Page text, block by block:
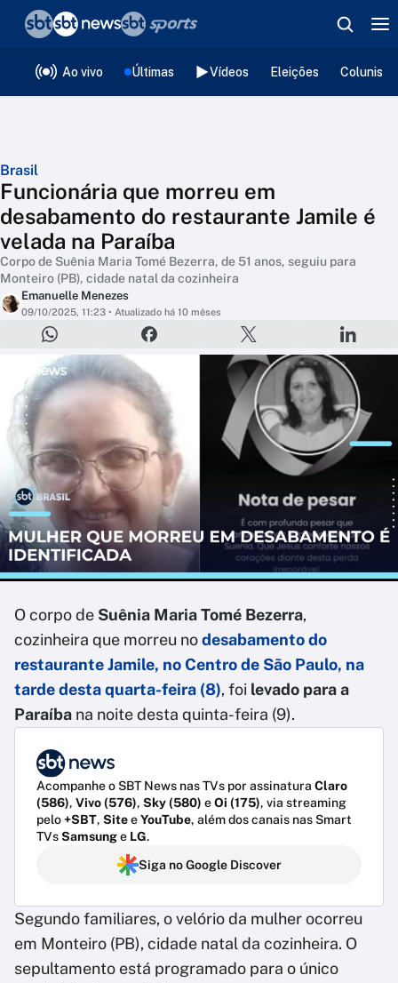
Ao vivo Últimas Vídeos Eleições
Brasil
Funcionária que morreu em
desabamento do restaurante Jamile é
velada na Paraíba
Corpo de Suênia Maria Tomé Bezerra, de 51 anos, seguiu para
Monteiro (PB), cidade natal da cozinheira
Emanuelle Menezes
09/10/2025, 11:23 • Atualizado há 10 mêses
O corpo de Suênia Maria Tomé Bezerra,
cozinheira que morreu nodesabamento do
restaurante Jamile, no Centro de São Paulo, na
tarde desta quarta-feira (8), foi levado para a
Paraíba na noite desta quinta-feira (9).
Acompanhe o SBT News nas TVs por assinatura Claro
(586), Vivo (576), Sky (580) eOi (175), via streaming
pelo+SBT, SiteeYouTube, além dos canais nas Smart
TVsSamsunge LG.
Siga no Google Discover
Segundo familiares, o velório da mulher ocorreu
em Monteiro (PB), cidade natal da cozinheira. O
sepultamento está programado para o único
❮voltar
Editorias